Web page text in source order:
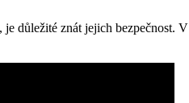
důležité znát jejich bezpečnost. V